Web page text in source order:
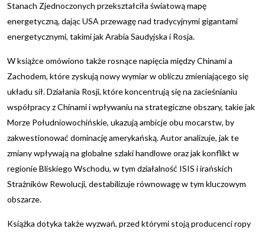
Stanach Zjednoczonych przekształciła światową mapę
energetyczną, dając USA przewagę nad tradycyjnymi gigantami
energetycznymi, takimi jak Arabia Saudyjska i Rosja.
W książce omówiono także rosnące napięcia między Chinami a
Zachodem, które zyskują nowy wymiar w obliczu zmieniającego się
układu sił. Działania Rosji, które koncentrują się na zacieśnianiu
współpracy z Chinami i wpływaniu na strategiczne obszary, takie jak
Morze Południowochińskie, ukazują ambicje obu mocarstw, by
zakwestionować dominację amerykańską. Autor analizuje, jak te
zmiany wpływają na globalne szlaki handlowe oraz jak konflikt w
regionie Bliskiego Wschodu, w tym działalność ISIS i irańskich
Strażników Rewolucji, destabilizuje równowagę w tym kluczowym
obszarze.
Książka dotyka także wyzwań, przed którymi stoją producenci ropy